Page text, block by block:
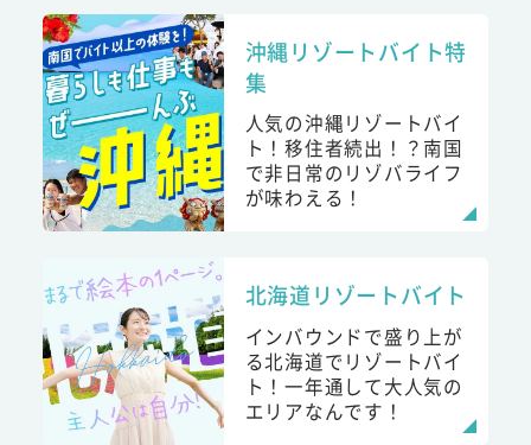
沖縄リゾートバイト特
集
人気の沖縄リゾートバイ
ト！移住者続出！？南国
で非日常のリゾバライフ
が味わえる！
北海道リゾートバイト
インバウンドで盛り上が
る北海道でリゾートバイ
ト！一年通して大人気の
エリアなんです！